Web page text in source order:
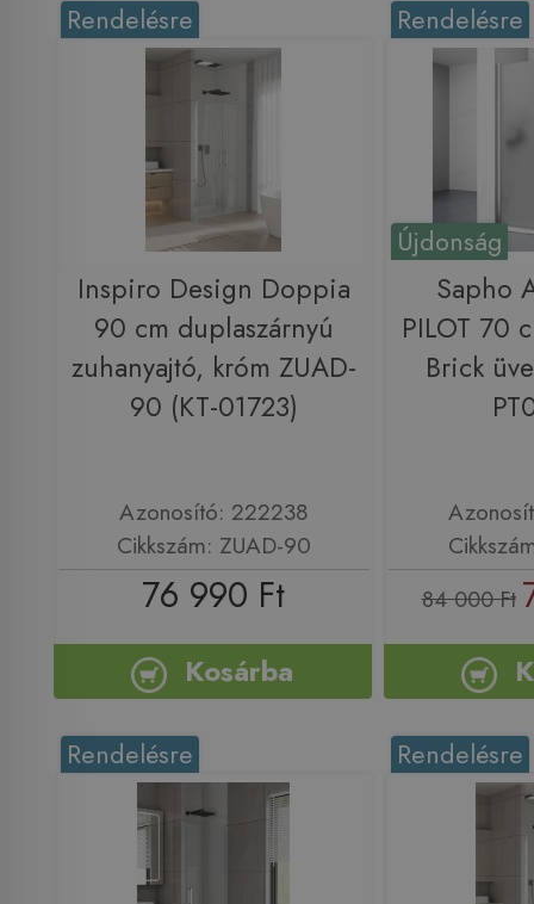
Rendelésre
Inspiro Design Doppia
90 cm duplaszárnyú
zuhanyajtó, króm ZUAD-
90 (KT-01723)
Azonosító: 222238
Cikkszám: ZUAD-90
76 990 Ft
Kosárba
Újdonság
Rendelésre
Sapho
PILOT 70
Brick
84 000 Ft
Rendelésre Rendelésre